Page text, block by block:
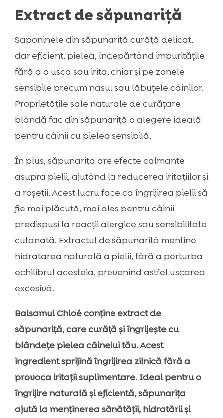
Extract de săpunariță
Saponinele din săpunariță curăță delicat,
dar eficient, pielea, îndepărtând impuritățile
fără a o usca sau irita, chiar și pe zonele
sensibile precum nasul sau lăbuțele câinilor.
Proprietățile sale naturale de curățare
blândă fac din săpunariță o alegere ideală
pentru câinii cu pielea sensibilă.
În plus, săpunarița are efecte calmante
asupra pielii, ajutând la reducerea iritațiilor și
a roșeții. Acest lucru face ca îngrijirea pielii să
fie mai plăcută, mai ales pentru câinii
predispuși la reacții alergice sau sensibilitate
cutanată. Extractul de săpunariță menține
hidratarea naturală a pielii, fără a perturba
echilibrul acesteia, prevenind astfel uscarea
excesivă.
Balsamul Chloé conține extract de
săpunariță, care curăță și îngrijește cu
blândețe pielea câinelui tău. Acest
ingredient sprijină îngrijirea zilnică fără a
provoca iritații suplimentare. Ideal pentru o
îngrijire naturală și eficientă, săpunarița
ajută la menținerea sănătății, hidratării și